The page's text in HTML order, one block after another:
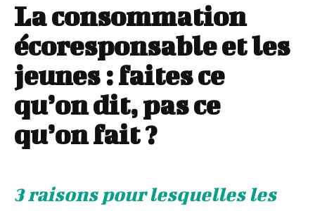
La consommation
écoresponsable et les
jeunes : faites ce
qu’on dit, pas ce
qu’on fait ?
3 raisons pour lesquelles les